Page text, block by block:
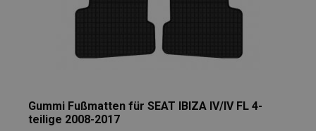
Gummi Fußmatten für SEAT IBIZA IV/IV FL 4-
teilige 2008-2017
recently_viewed_product
www.vtvauto.at
section_data_ids
Adobe Inc.
www.vtvauto.at